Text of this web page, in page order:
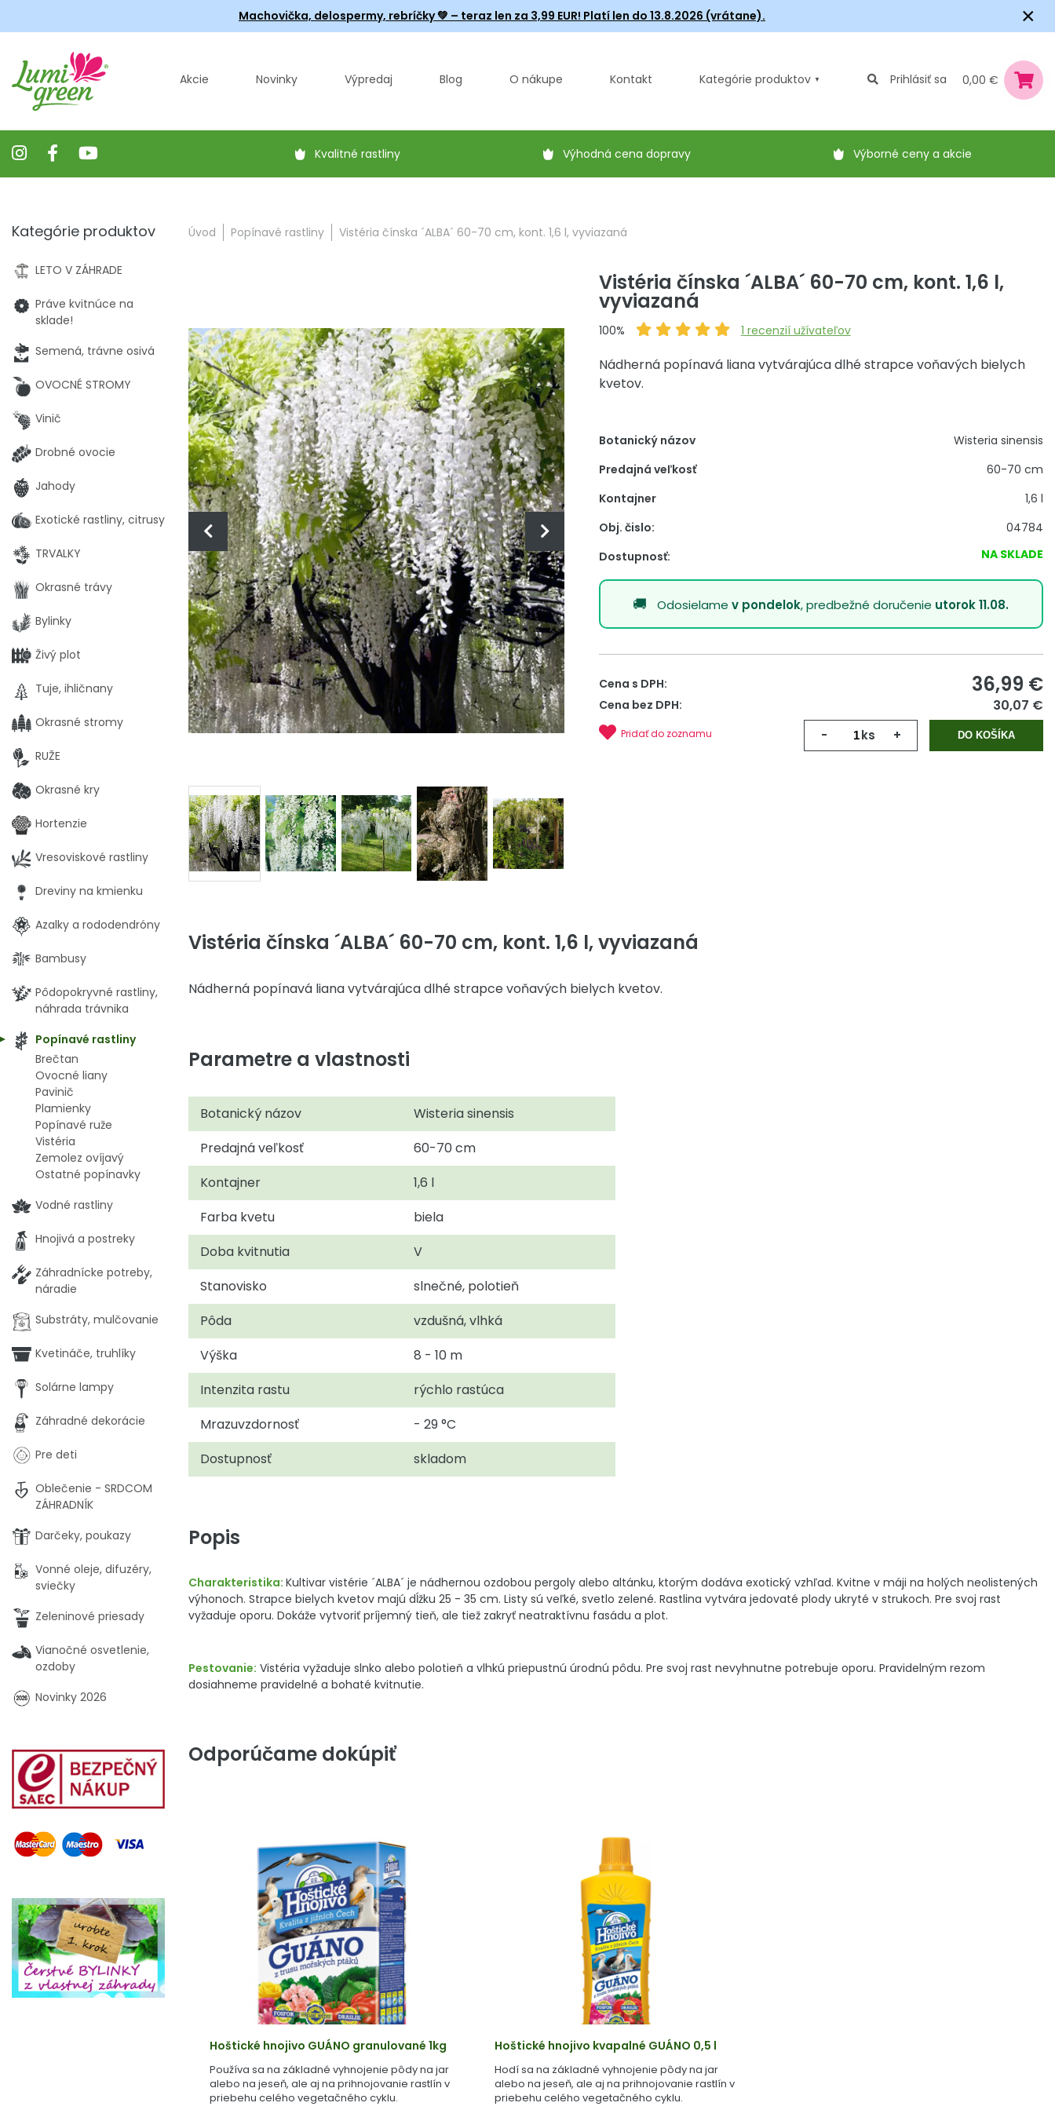
Machovička, delospermy, rebríčky💚 – teraz len za 3,99 EUR! Platí len do 13.8.2026 (vrátane). ×
Akcie Novinky Výpredaj Blog O nákupe Kontakt Kategórie produktov Prihlásiť sa 0,00 €
Kvalitné rastliny Výhodná cena dopravy Výborné ceny a akcie
Úvod Popínavé rastliny Vistéria čínska ´ALBA´ 60-70 cm, kont. 1,6 l, vyviazaná
Vistéria čínska ´ALBA´ 60-70 cm, kont. 1,6 l,
vyviazaná
100% 1 recenzií užívateľov
Nádherná popínavá liana vytvárajúca dlhé strapce voňavých bielych
kvetov.
Botanický názov
Wisteria sinensis
Predajná veľkosť
60-70 cm
Kontajner
1,6 l
Obj. čislo:
04784
Dostupnosť:
NA SKLADE
Odosielamev pondelok, predbežné doručenie utorok 11.08.
Cena s DPH: 36,99 €
Cena bez DPH: 30,07 €
- ks + DO KOŠÍKA
Pridať do zoznamu
Vistéria čínska ´ALBA´ 60-70 cm, kont. 1,6 l, vyviazaná
Nádherná popínavá liana vytvárajúca dlhé strapce voňavých bielych kvetov.
Parametre a vlastnosti
Botanický názov
Wisteria sinensis
Predajná veľkosť
60-70 cm
Kontajner
1,6 l
Farba kvetu
biela
Doba kvitnutia
V
Stanovisko
slnečné, polotieň
Pôda
vzdušná, vlhká
Výška
8 - 10 m
Intenzita rastu
rýchlo rastúca
Mrazuvzdornosť
- 29 °C
Dostupnosť
skladom
Popis
Charakteristika: Kultivar vistérie ´ALBA´ je nádhernou ozdobou pergoly alebo altánku, ktorým dodáva exotický vzhľad. Kvitne v máji na holých neolistených
výhonoch. Strapce bielych kvetov majú dĺžku 25 - 35 cm. Listy sú veľké, svetlo zelené. Rastlina vytvára jedovaté plody ukryté v strukoch. Pre svoj rast
vyžaduje oporu. Dokáže vytvoriť príjemný tieň, ale tiež zakryť neatraktívnu fasádu a plot.
Pestovanie: Vistéria vyžaduje slnko alebo polotieň a vlhkú priepustnú úrodnú pôdu. Pre svoj rast nevyhnutne potrebuje oporu. Pravidelným rezom
dosiahneme pravidelné a bohaté kvitnutie.
Odporúčame dokúpiť
Hoštické hnojivo GUÁNO granulované 1kg
Používa sa na základné vyhnojenie pôdy na jar
alebo na jeseň, ale aj na prihnojovanie rastlín v
priebehu celého vegetačného cyklu.
Hoštické hnojivo kvapalné GUÁNO 0,5 l
Hodí sa na základné vyhnojenie pôdy na jar
alebo na jeseň, ale aj na prihnojovanie rastlín v
priebehu celého vegetačného cyklu.
Kategórie produktov
LETO V ZÁHRADE
Práve kvitnúce na
sklade!
Semená, trávne osivá
OVOCNÉ STROMY
Vinič
Drobné ovocie
Jahody
Exotické rastliny, citrusy
TRVALKY
Okrasné trávy
Bylinky
Živý plot
Tuje, ihličnany
Okrasné stromy
RUŽE
Okrasné kry
Hortenzie
Vresoviskové rastliny
Dreviny na kmienku
Azalky a rododendróny
Bambusy
Pôdopokryvné rastliny,
náhrada trávnika
Popínavé rastliny
Brečtan
Ovocné liany
Pavinič
Plamienky
Popínavé ruže
Vistéria
Zemolez ovíjavý
Ostatné popínavky
Vodné rastliny
Hnojivá a postreky
Záhradnícke potreby,
náradie
Substráty, mulčovanie
Kvetináče, truhlíky
Solárne lampy
Záhradné dekorácie
Pre deti
Oblečenie - SRDCOM
ZÁHRADNÍK
Darčeky, poukazy
Vonné oleje, difuzéry,
sviečky
Zeleninové priesady
Vianočné osvetlenie,
ozdoby
Novinky 2026